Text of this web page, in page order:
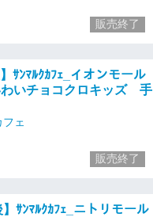
販売終了
ｻﾝﾏﾙｸｶﾌｪ_イオンモール
いチョコクロキッズ 手
ェ
販売終了
ｻﾝﾏﾙｸｶﾌｪ_ニトリモール